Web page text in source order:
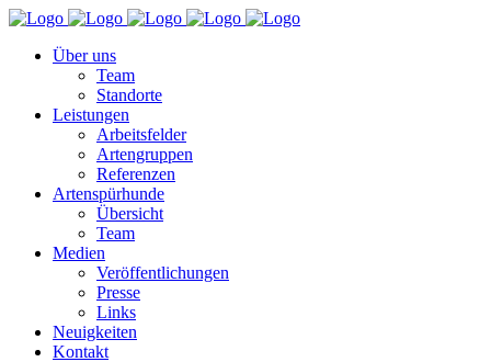
Über uns
Team
Standorte
Leistungen
Arbeitsfelder
Artengruppen
Referenzen
Artenspürhunde
Übersicht
Team
Medien
Veröffentlichungen
Presse
Links
Neuigkeiten
Kontakt